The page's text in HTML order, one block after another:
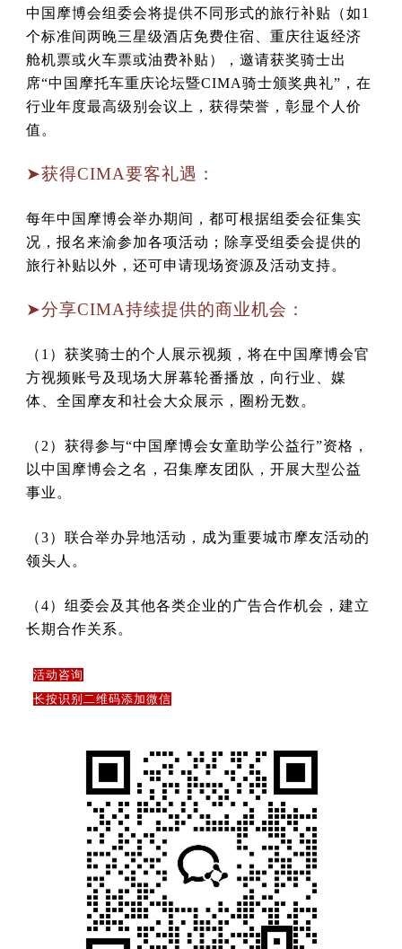
中国摩博会组委会将提供不同形式的旅行补贴（如1
个标准间两晚三星级酒店免费住宿、重庆往返经济
舱机票或火车票或油费补贴），邀请获奖骑士出
席“中国摩托车重庆论坛暨CIMA骑士颁奖典礼”，在
行业年度最高级别会议上，获得荣誉，彰显个人价
值。
➤获得CIMA要客礼遇：
每年中国摩博会举办期间，都可根据组委会征集实
况，报名来渝参加各项活动；除享受组委会提供的
旅行补贴以外，还可申请现场资源及活动支持。
➤分享CIMA持续提供的商业机会：
（1）获奖骑士的个人展示视频，将在中国摩博会官
方视频账号及现场大屏幕轮番播放，向行业、媒
体、全国摩友和社会大众展示，圈粉无数。
（2）获得参与“中国摩博会女童助学公益行”资格，
以中国摩博会之名，召集摩友团队，开展大型公益
事业。
（3）联合举办异地活动，成为重要城市摩友活动的
领头人。
（4）组委会及其他各类企业的广告合作机会，建立
长期合作关系。
活动咨询
长按识别二维码添加微信